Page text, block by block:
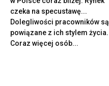
czeka na specustawę...
Dolegliwości pracowników są
powiązane z ich stylem życia.
Coraz więcej osób...